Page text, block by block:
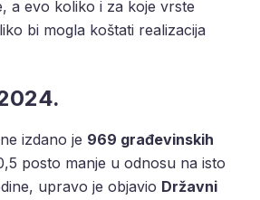
a evo koliko i za koje vrste
bi mogla koštati realizacija
izdano je 969 građevinskih
posto manje u odnosu na isto
upravo je objavio Državni